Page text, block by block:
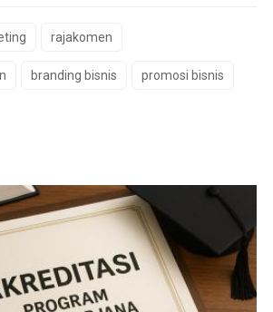
rajakomen
branding bisnis promosi bisnis